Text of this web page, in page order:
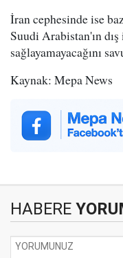
İran cephesinde ise
Suudi Arabistan'ın
sağlayamayacağını
Kaynak: Mepa News
HABERE